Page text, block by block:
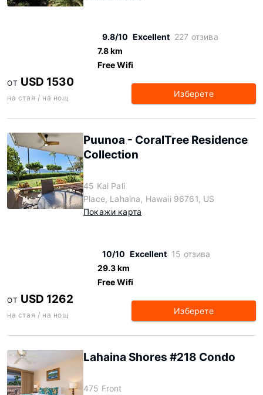
9.8/10 Excellent 227 отзива
7.8 km
Free Wifi
ОТ USD 1530
на стая / на нощ Изберете
Puunoa - CoralTree Residence
Collection
45 Kai Pali
Place, Lahaina, Hawaii 96761, US
Покажи карта
10/10 Excellent 15 отзива
29.3 km
Free Wifi
ОТ USD 1262
на стая / на нощ Изберете
Lahaina Shores #218 Condo
475 Front